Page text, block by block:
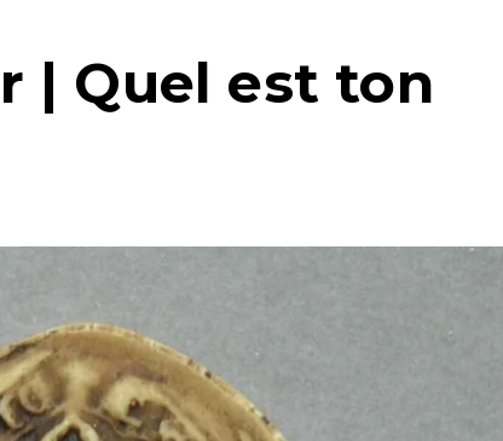
| Quel est ton